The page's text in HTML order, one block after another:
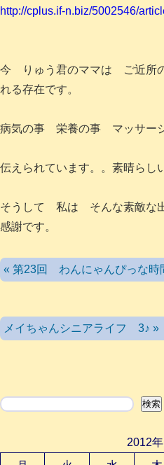
http://cplus.if-n.biz/5002546/
今 りゅう君のママは ご近所
れる存在です。
病気の事 栄養の事 マッサー
伝えられています。。素晴らし
そうして 私は そんな素敵な
感謝です。
« 第23回 わんにゃんぴっな
メイちゃんシニアライフ 3♪ »
検索 検索
2012